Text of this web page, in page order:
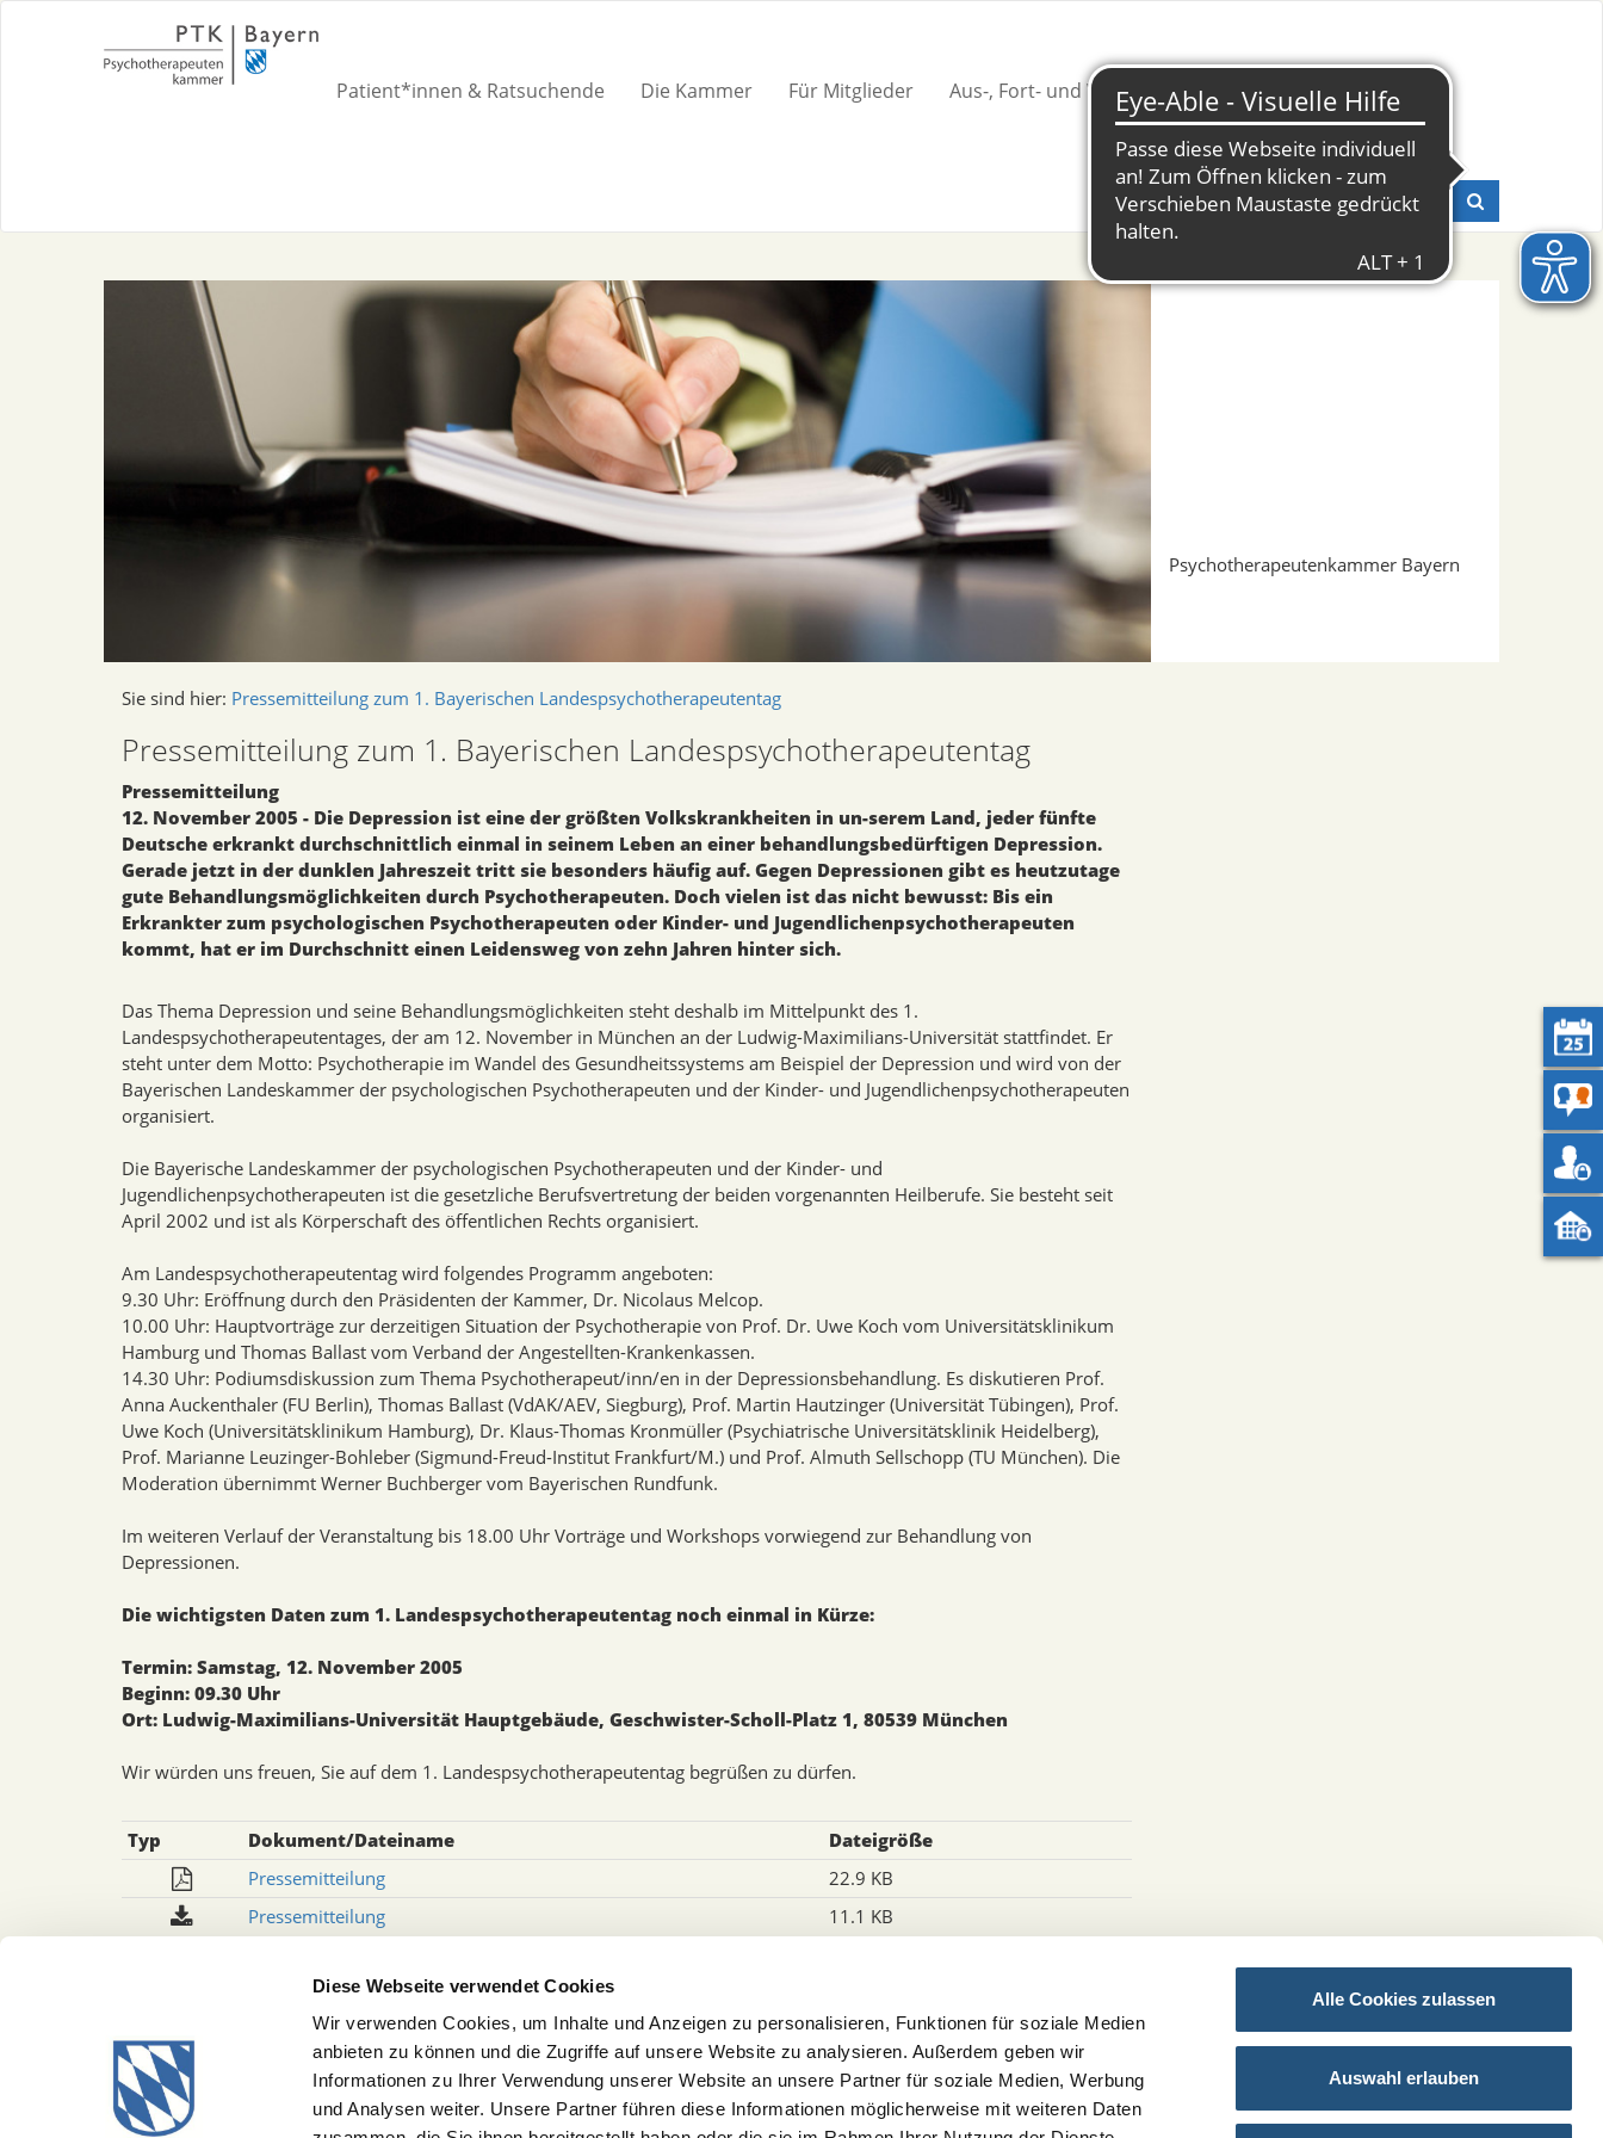
Diese Webseite verwendet Cookies
Wir verwenden Cookies, um Inhalte und Anzeigen zu personalisieren, Funktionen für soziale Medien
anbieten zu können und die Zugriffe auf unsere Website zu analysieren. Außerdem geben wir
Informationen zu Ihrer Verwendung unserer Website an unsere Partner für soziale Medien, Werbung
und Analysen weiter. Unsere Partner führen diese Informationen möglicherweise mit weiteren Daten
Alle Cookies zulassen
Auswahl erlauben
Patient*innen & Ratsuchende Die Kammer Für Mitglieder Aus-, Fort- und Weiterbildung Presse & Fachinfos
Psychotherapeutenkammer Bayern
Sie sind hier: Pressemitteilung zum 1. Bayerischen Landespsychotherapeutentag
Pressemitteilung zum 1. Bayerischen Landespsychotherapeutentag
Pressemitteilung
12. November 2005 - Die Depression ist eine der größten Volkskrankheiten in un-serem Land, jeder fünfte
Deutsche erkrankt durchschnittlich einmal in seinem Leben an einer behandlungsbedürftigen Depression.
Gerade jetzt in der dunklen Jahreszeit tritt sie besonders häufig auf. Gegen Depressionen gibt es heutzutage
gute Behandlungsmöglichkeiten durch Psychotherapeuten. Doch vielen ist das nicht bewusst: Bis ein
Erkrankter zum psychologischen Psychotherapeuten oder Kinder- und Jugendlichenpsychotherapeuten
kommt, hat er im Durchschnitt einen Leidensweg von zehn Jahren hinter sich.
Das Thema Depression und seine Behandlungsmöglichkeiten steht deshalb im Mittelpunkt des 1.
Landespsychotherapeutentages, der am 12. November in München an der Ludwig-Maximilians-Universität stattfindet. Er
steht unter dem Motto: Psychotherapie im Wandel des Gesundheitssystems am Beispiel der Depression und wird von der
Bayerischen Landeskammer der psychologischen Psychotherapeuten und der Kinder- und Jugendlichenpsychotherapeuten
organisiert.
Die Bayerische Landeskammer der psychologischen Psychotherapeuten und der Kinder- und
Jugendlichenpsychotherapeuten ist die gesetzliche Berufsvertretung der beiden vorgenannten Heilberufe. Sie besteht seit
April 2002 und ist als Körperschaft des öffentlichen Rechts organisiert.
Am Landespsychotherapeutentag wird folgendes Programm angeboten:
9.30 Uhr: Eröffnung durch den Präsidenten der Kammer, Dr. Nicolaus Melcop.
10.00 Uhr: Hauptvorträge zur derzeitigen Situation der Psychotherapie von Prof. Dr. Uwe Koch vom Universitätsklinikum
Hamburg und Thomas Ballast vom Verband der Angestellten-Krankenkassen.
14.30 Uhr: Podiumsdiskussion zum Thema Psychotherapeut/inn/en in der Depressionsbehandlung. Es diskutieren Prof.
Anna Auckenthaler (FU Berlin), Thomas Ballast (VdAK/AEV, Siegburg), Prof. Martin Hautzinger (Universität Tübingen), Prof.
Uwe Koch (Universitätsklinikum Hamburg), Dr. Klaus-Thomas Kronmüller (Psychiatrische Universitätsklinik Heidelberg),
Prof. Marianne Leuzinger-Bohleber (Sigmund-Freud-Institut Frankfurt/M.) und Prof. Almuth Sellschopp (TU München). Die
Moderation übernimmt Werner Buchberger vom Bayerischen Rundfunk.
Im weiteren Verlauf der Veranstaltung bis 18.00 Uhr Vorträge und Workshops vorwiegend zur Behandlung von
Depressionen.
Die wichtigsten Daten zum 1. Landespsychotherapeutentag noch einmal in Kürze:
Termin: Samstag, 12. November 2005
Beginn: 09.30 Uhr
Ort: Ludwig-Maximilians-Universität Hauptgebäude, Geschwister-Scholl-Platz 1, 80539 München
Wir würden uns freuen, Sie auf dem 1. Landespsychotherapeutentag begrüßen zu dürfen.
Typ Dokument/Dateiname
Dateigröße
Pressemitteilung
22.9 KB
Pressemitteilung
11.1 KB
Psychotherapeut/innen und der Kinder- und Jugendlichenpsychotherapeut/innen in Bayern. Nach dem Heilberufe-
Kammergesetz (HKaG) gehört es zu den wesentlichen Aufgaben der Heilberufekammer, die beruflichen Belange ihrer
Mitglieder wahrzunehmen, die Erfüllung der psychotherapeutischen Berufspflichten zu überwachen, die
psychotherapeutische Fortbildung zu fördern und in der öffentlichen Gesundheitspflege mitzuwirken.